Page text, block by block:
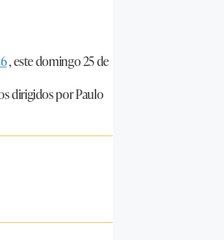
,este domingo 25 de
dirigidos por Paulo